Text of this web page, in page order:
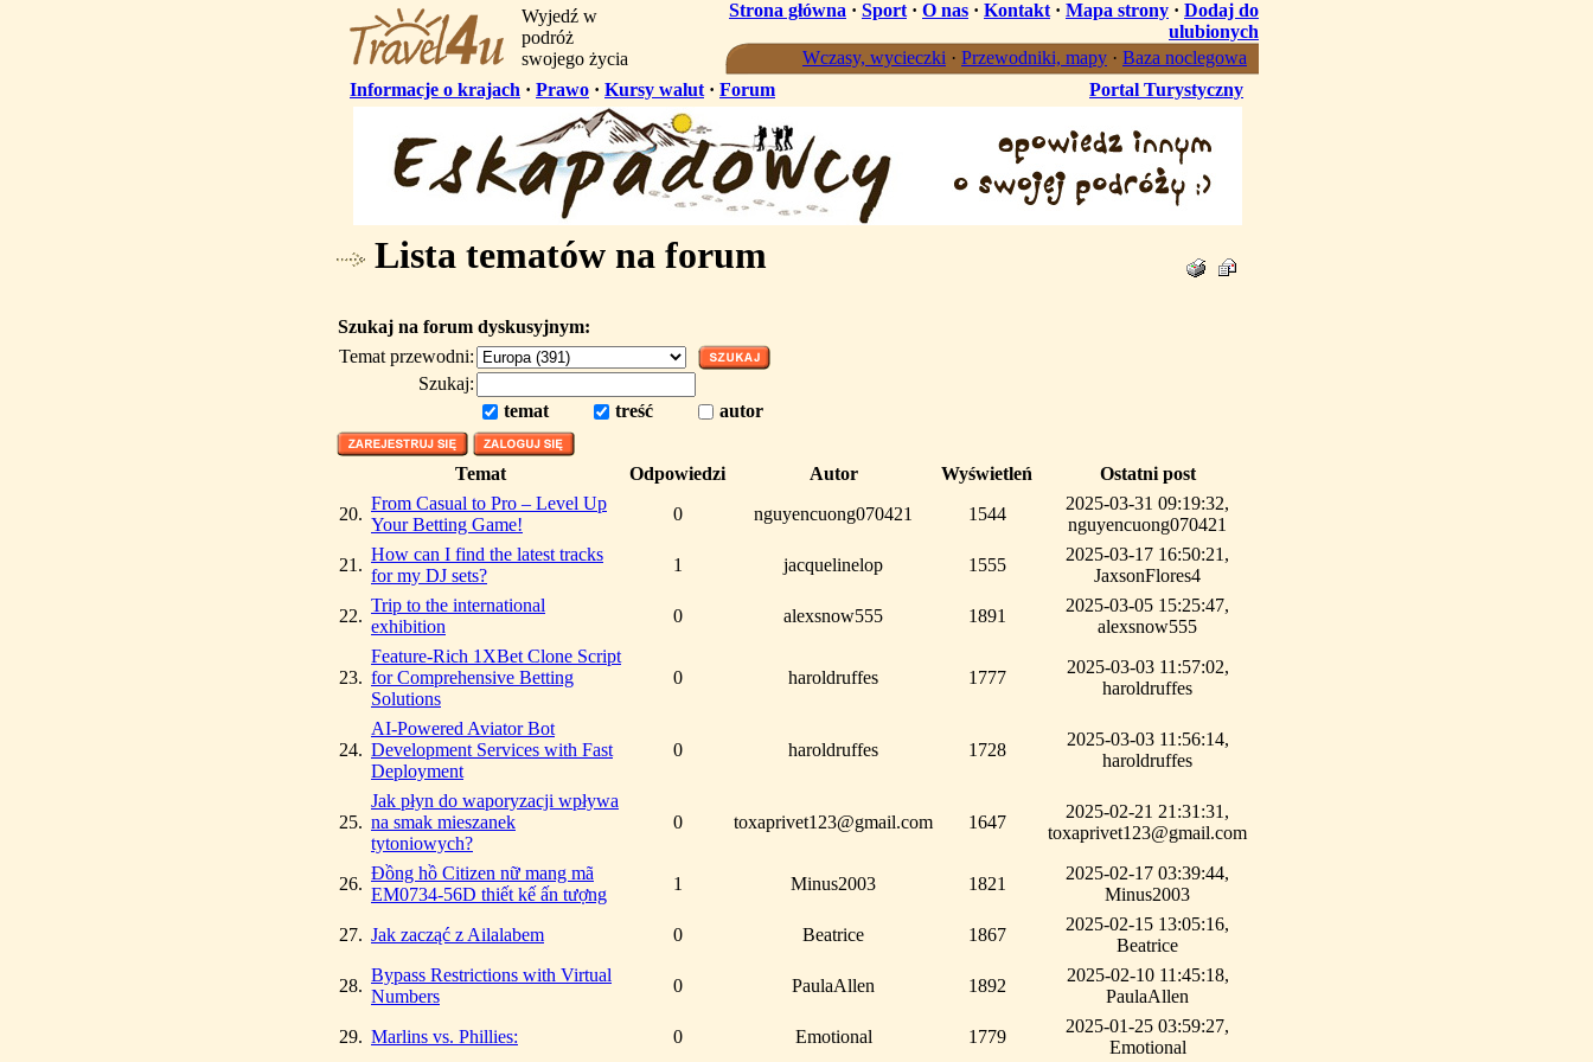
Wyjedź w
podróż
swojego życia
Strona główna · Sport · O nas · Kontakt · Mapa strony · Dodaj do
ulubionych
Wczasy, wycieczki · Przewodniki, mapy · Baza noclegowa
Informacje o krajach · Prawo · Kursy walut · Forum Portal Turystyczny
Lista tematów na forum
Szukaj na forum dyskusyjnym:
Temat przewodni:
Szukaj:
temat
treść autor
Temat Odpowiedzi Autor Wyświetleń
Ostatni post
20.
From Casual to Pro – Level Up
Your Betting Game!
0 nguyencuong070421 1544
2025-03-31 09:19:32,
nguyencuong070421
21.
How can I find the latest tracks
for my DJ sets?
1 jacquelinelop 1555
2025-03-17 16:50:21,
JaxsonFlores4
22.
Trip to the international
exhibition
0 alexsnow555 1891
2025-03-05 15:25:47,
alexsnow555
23.
Feature-Rich 1XBet Clone Script
for Comprehensive Betting
Solutions
0 haroldruffes 1777
2025-03-03 11:57:02,
haroldruffes
24.
AI-Powered Aviator Bot
Development Services with Fast
Deployment
0 haroldruffes 1728
2025-03-03 11:56:14,
haroldruffes
25.
Jak płyn do waporyzacji wpływa
na smak mieszanek
tytoniowych?
0 toxaprivet123@gmail.com 1647
2025-02-21 21:31:31,
toxaprivet123@gmail.com
26.
Đồng hồ Citizen nữ mang mã
EM0734-56D thiết kế ấn tượng
1 Minus2003 1821
2025-02-17 03:39:44,
Minus2003
27. Jak zacząć z Ailalabem 0 Beatrice 1867
2025-02-15 13:05:16,
Beatrice
28.
Bypass Restrictions with Virtual
Numbers
0 PaulaAllen 1892
2025-02-10 11:45:18,
PaulaAllen
29. Marlins vs. Phillies: 0 Emotional 1779
2025-01-25 03:59:27,
Emotional